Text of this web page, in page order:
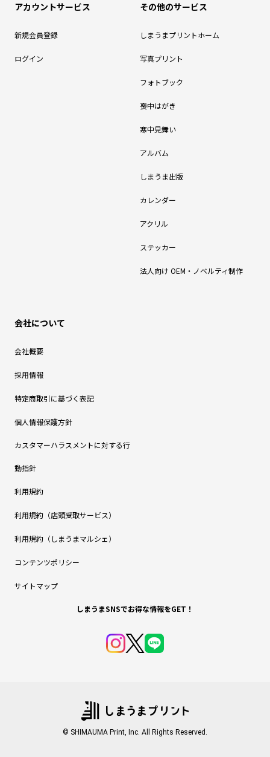
アカウントサービス
新規会員登録
ログイン
その他のサービス
しまうまプリントホーム
写真プリント
フォトブック
喪中はがき
寒中見舞い
アルバム
しまうま出版
カレンダー
アクリル
ステッカー
法人向け OEM・ノベルティ制作
会社について
会社概要
採用情報
特定商取引に基づく表記
個人情報保護方針
カスタマーハラスメントに対する行
動指針
利用規約
利用規約（店頭受取サービス）
利用規約（しまうまマルシェ）
コンテンツポリシー
サイトマップ
しまうまSNSでお得な情報をGET！
© SHIMAUMA Print, Inc. All Rights Reserved.